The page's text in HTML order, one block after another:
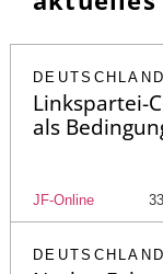
DEUTSCHLAND
Linkspartei-
als
JF-Online 33
DEUTSCHLAND